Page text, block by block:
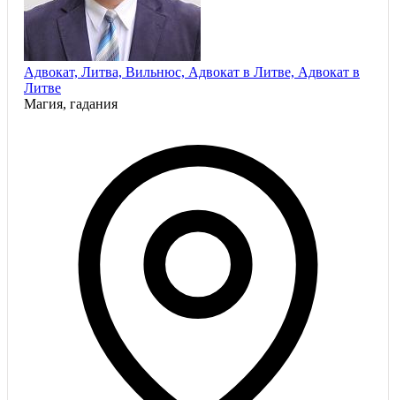
Адвокат, Литва, Вильнюс, Адвокат в Литве, Адвокат в
Литве
Магия, гадания